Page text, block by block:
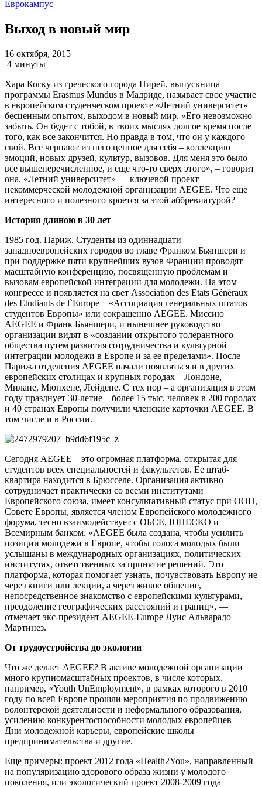
Еврокампус
Выход в новый мир
16 октября, 2015
4 минуты
Хара Когку из греческого города Пирей, выпускница
программы Erasmus Mundus в Мадриде, называет свое участие
в европейском студенческом проекте «Летний университет»
бесценным опытом, выходом в новый мир. «Его невозможно
забыть. Он будет с тобой, в твоих мыслях долгое время после
того, как все закончится. Но правда в том, что он у каждого
свой. Все черпают из него ценное для себя – коллекцию
эмоций, новых друзей, культур, вызовов. Для меня это было
все вышеперечисленное, и еще что-то сверх этого», – говорит
она. «Летний университет» — ключевой проект
некоммерческой молодежной организации AEGEE. Что еще
интересного и полезного кроется за этой аббревиатурой?
История длиною в 30 лет
1985 год. Париж. Студенты из одиннадцати
западноевропейских городов во главе Франком Бьяншери и
при поддержке пяти крупнейших вузов Франции проводят
масштабную конференцию, посвященную проблемам и
вызовам европейской интеграции для молодежи. На этом
конгрессе и появляется на свет Association des Etats Généraux
des Etudiants de l`Europe – «Ассоциация генеральных штатов
студентов Европы» или сокращенно AEGEE. Миссию
AEGEE и Франк Бьяншери, и нынешнее руководство
организации видят в «создании открытого толерантного
общества путем развития сотрудничества и культурной
интеграции молодежи в Европе и за ее пределами». После
Парижа отделения AEGEE начали появляться и в других
европейских столицах и крупных городах – Лондоне,
Милане, Мюнхене, Лейдене. С тех пор – а организация в этом
году празднует 30-летие – более 15 тыс. человек в 200 городах
и 40 странах Европы получили членские карточки AEGEE. В
том числе и в России.
Сегодня AEGEE – это огромная платформа, открытая для
студентов всех специальностей и факультетов. Ее штаб-
квартира находится в Брюсселе. Организация активно
сотрудничает практически со всеми институтами
Европейского союза, имеет консультативный статус при ООН,
Совете Европы, является членом Европейского молодежного
форума, тесно взаимодействует с ОБСЕ, ЮНЕСКО и
Всемирным банком. «AEGEE была создана, чтобы усилить
позиции молодежи в Европе, чтобы голоса молодых были
услышаны в международных организациях, политических
институтах, ответственных за принятие решений. Это
платформа, которая помогает узнать, почувствовать Европу не
через книги или лекции, а через живое общение,
непосредственное знакомство с европейскими культурами,
преодоление географических расстояний и границ», —
отмечает экс-президент AEGEE-Europe Луис Альварадо
Мартинез.
От трудоустройства до экологии
Что же делает AEGEE? В активе молодежной организации
много крупномасштабных проектов, в числе которых,
например, «Youth UnEmployment», в рамках которого в 2010
году по всей Европе прошли мероприятия по продвижению
волонтерской деятельности и неформального образования,
усилению конкурентоспособности молодых европейцев –
Дни молодежной карьеры, европейские школы
предпринимательства и другие.
Еще примеры: проект 2012 года «Health2You», направленный
на популяризацию здорового образа жизни у молодого
поколения, или экологический проект 2008-2009 года